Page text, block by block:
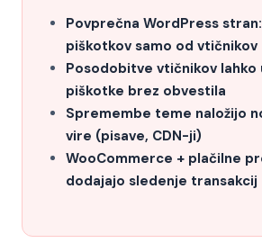
Povprečna WordPress
piškotkov samo od vtičnikov
Posodobitve vtičnikov lahko
piškotke brez obvestila
Spremembe teme naložijo
vire (pisave, CDN-ji)
WooCommerce + plačilne
dodajajo sledenje transakcij